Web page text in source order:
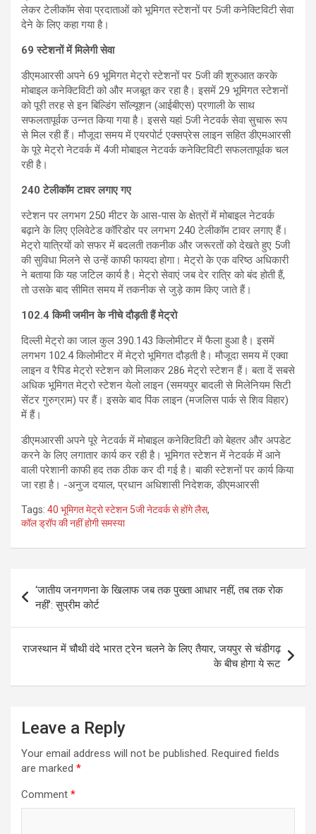
लेकर टेलीकॉम सेवा प्रदाताओं को भूमिगत स्टेशनों पर 5जी कनेक्टिविटी सेवा
देने के लिए कहा गया है।
69 स्टेशनों में मिलेगी सेवा
डीएमआरसी अपने 69 भूमिगत मेट्रो स्टेशनों पर 5जी की शुरुआत करके
मोबाइल कनेक्टिविटी को और मजबूत कर रहा है। इसमें 29 भूमिगत स्टेशनों
को पूरी तरह से इन बिल्डिंग सॉल्यूशन (आईबीएस) प्रणाली के साथ
सफलतापूर्वक उन्नत किया गया है। इससे यहां 5जी नेटवर्क सेवा सुचारू रूप
से मिल रही हैं। मौजूदा समय में एयरपोर्ट एक्सप्रेस लाइन सहित डीएमआरसी
के पूरे मेट्रो नेटवर्क में 4जी मोबाइल नेटवर्क कनेक्टिविटी सफलतापूर्वक चल
रही है।
240 टेलीकॉम टावर लगाए गए
स्टेशन पर लगभग 250 मीटर के आस-पास के क्षेत्रों में मोबाइल नेटवर्क
बढ़ाने के लिए एलिवेटेड कॉरिडोर पर लगभग 240 टेलीकॉम टावर लगाए हैं।
मेट्रो यात्रियों को सफर में बदलती तकनीक और जरूरतों को देखते हुए 5जी
की सुविधा मिलने से उन्हें काफी फायदा होगा। मेट्रो के एक वरिष्ठ अधिकारी
ने बताया कि यह जटिल कार्य है। मेट्रो सेवाएं जब देर रात्रि को बंद होती हैं,
तो उसके बाद सीमित समय में तकनीक से जुड़े काम किए जाते हैं।
102.4 किमी जमीन के नीचे दौड़ती हैं मेट्रो
दिल्ली मेट्रो का जाल कुल 390.143 किलोमीटर में फैला हुआ है। इसमें
लगभग 102.4 किलोमीटर में मेट्रो भूमिगत दौड़ती है। मौजूदा समय में एक्वा
लाइन व रैपिड मेट्रो स्टेशन को मिलाकर 286 मेट्रो स्टेशन हैं। बता दें सबसे
अधिक भूमिगत मेट्रो स्टेशन येलो लाइन (समयपुर बादली से मिलेनियम सिटी
सेंटर गुरुग्राम) पर हैं। इसके बाद पिंक लाइन (मजलिस पार्क से शिव विहार)
में हैं।
डीएमआरसी अपने पूरे नेटवर्क में मोबाइल कनेक्टिविटी को बेहतर और अपडेट
करने के लिए लगातार कार्य कर रही है। भूमिगत स्टेशन में नेटवर्क में आने
वाली परेशानी काफी हद तक ठीक कर दी गई है। बाकी स्टेशनों पर कार्य किया
जा रहा है। -अनुज दयाल, प्रधान अधिशासी निदेशक, डीएमआरसी
Tags: 40 भूमिगत मेट्रो स्टेशन 5जी नेटवर्क से होंगे लैस,
कॉल ड्रॉप की नहीं होगी समस्या
navigation
‘जातीय जनगणना के खिलाफ जब तक पुख्ता आधार नहीं, तब तक रोक
नहीं’: सुप्रीम कोर्ट
राजस्थान में चौथी वंदे भारत ट्रेन चलने के लिए तैयार, जयपुर से चंडीगढ़
के बीच होगा ये रूट
Leave a Reply
Your email address will not be published. Required fields
are marked *
Comment *